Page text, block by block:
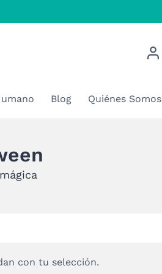
Blog Quiénes Somos
con tu selección.